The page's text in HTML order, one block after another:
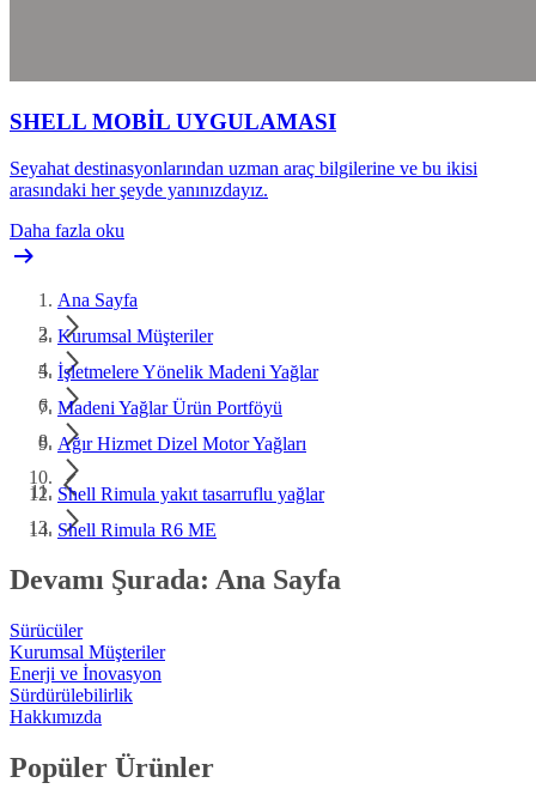
SHELL MOBİL UYGULAMASI
Seyahat destinasyonlarından uzman araç bilgilerine ve bu ikisi
arasındaki her şeyde yanınızdayız.
Daha fazla oku
Ana Sayfa
Kurumsal Müşteriler
İşletmelere Yönelik Madeni Yağlar
Madeni Yağlar Ürün Portföyü
Ağır Hizmet Dizel Motor Yağları
Shell Rimula yakıt tasarruflu yağlar
Shell Rimula R6 ME
Devamı Şurada: Ana Sayfa
Sürücüler
Kurumsal Müşteriler
Enerji ve İnovasyon
Sürdürülebilirlik
Hakkımızda
Popüler Ürünler